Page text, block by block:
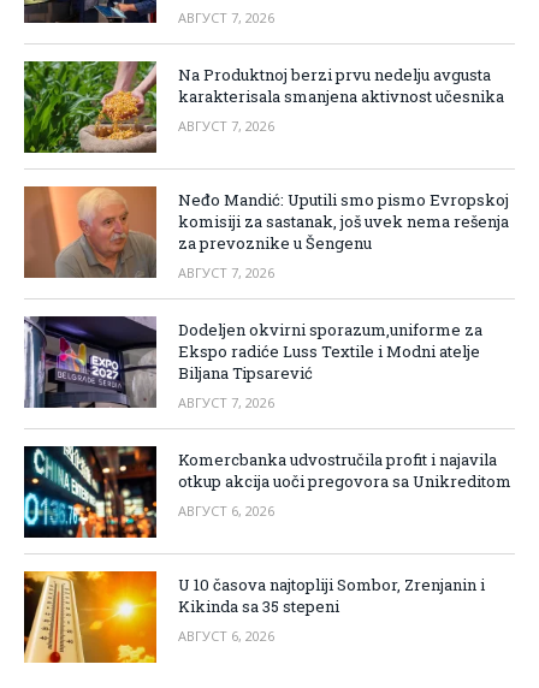
АВГУСТ 7, 2026
Na Produktnoj berzi prvu nedelju avgusta
karakterisala smanjena aktivnost učesnika
АВГУСТ 7, 2026
Neđo Mandić: Uputili smo pismo Evropskoj
komisiji za sastanak, još uvek nema rešenja
za prevoznike u Šengenu
АВГУСТ 7, 2026
Dodeljen okvirni sporazum,uniforme za
Ekspo radiće Luss Textile i Modni atelje
Biljana Tipsarević
АВГУСТ 7, 2026
Komercbanka udvostručila profit i najavila
otkup akcija uoči pregovora sa Unikreditom
АВГУСТ 6, 2026
U 10 časova najtopliji Sombor, Zrenjanin i
Kikinda sa 35 stepeni
АВГУСТ 6, 2026